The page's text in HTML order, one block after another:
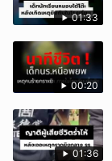
01:33
00:20
01:36